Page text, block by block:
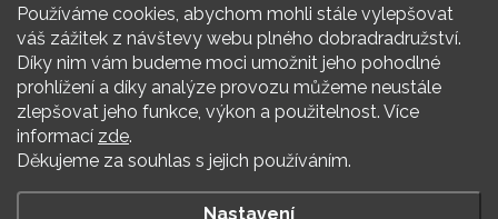
Používáme cookies, abychom mohli stále vylepšovat
váš zážitek z návštevy webu plného dobradradružství.
Díky nim vám budeme moci umožnit jeho pohodlné
prohlížení a díky analýze provozu můžeme neustále
zlepšovat jeho funkce, výkon a použitelnost. Více
informací zde.
Děkujeme za souhlas s jejich používáním.
Nastavení
Nákup
Více Dobradruha